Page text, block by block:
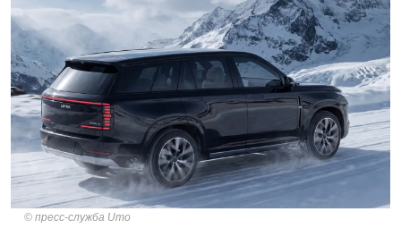
пресс-служба Umo